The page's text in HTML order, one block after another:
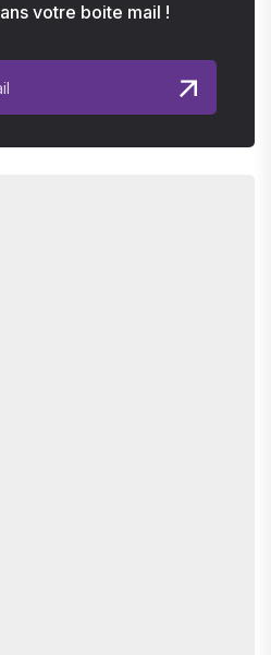
votre boite mail !